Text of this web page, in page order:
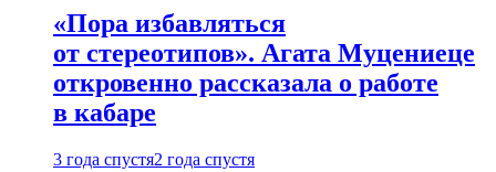
«Пора избавляться
от стереотипов». Агата Муцениеце
откровенно рассказала о работе
в кабаре
3 года спустя2 года спустя